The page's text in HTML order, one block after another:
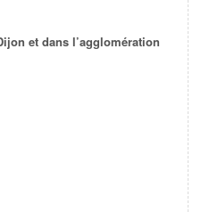
et dans l’agglomération